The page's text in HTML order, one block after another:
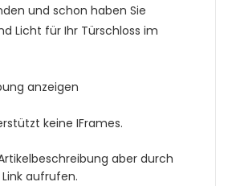
und schon haben Sie
Licht für Ihr Türschloss im
anzeigen
keine IFrames.
aber durch
aufrufen.